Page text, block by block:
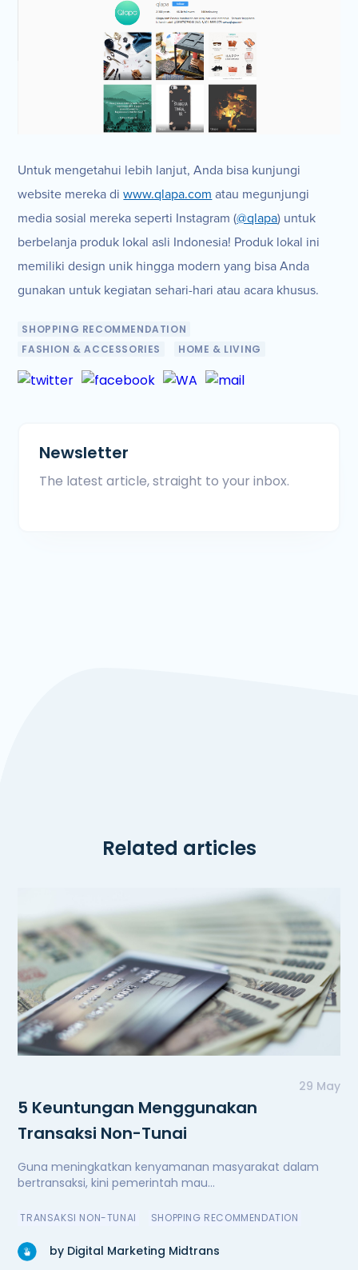
Untuk mengetahui lebih lanjut, Anda bisa kunjungi
website mereka diwww.qlapa.com atau megunjungi
media sosial mereka seperti Instagram (@qlapa) untuk
berbelanja produk lokal asli Indonesia! Produk lokal ini
memiliki design unik hingga modern yang bisa Anda
gunakan untuk kegiatan sehari-hari atau acara khusus.
SHOPPING RECOMMENDATION
FASHION & ACCESSORIES
HOME & LIVING
Newsletter
The latest article, straight to your inbox.
Related articles
29 May
5 Keuntungan Menggunakan
Transaksi Non-Tunai
Guna meningkatkan kenyamanan masyarakat dalam
bertransaksi, kini pemerintah mau...
TRANSAKSI NON-TUNAI SHOPPING RECOMMENDATION
by Digital Marketing Midtrans